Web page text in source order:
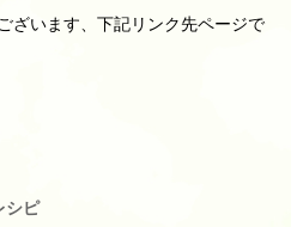
ざいます、下記リンク先ページで
シピ